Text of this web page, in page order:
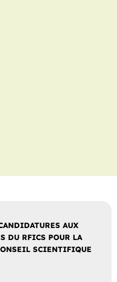
AUX
DU RFICS POUR LA
SCIENTIFIQUE